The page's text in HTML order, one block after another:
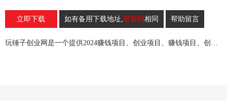
）
立即下载 如有备用下载地址,提取码相同 帮助留言
玩锤子创业网是一个提供2024赚钱项目、创业项目、赚钱项目、创业赚钱教程、引流教程的创业网,欢迎来玩锤子创业网！